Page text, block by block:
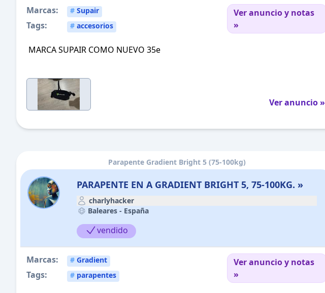
Marcas: #Supair
Tags: #accesorios
Ver anuncio y notas
»
MARCA SUPAIR COMO NUEVO 35e
Ver anuncio »
Parapente Gradient Bright 5 (75-100kg)
PARAPENTE EN A GRADIENT BRIGHT 5, 75-100KG. »
charlyhacker
Baleares - España
vendido
Marcas: #Gradient
Tags: #parapentes
Ver anuncio y notas
»